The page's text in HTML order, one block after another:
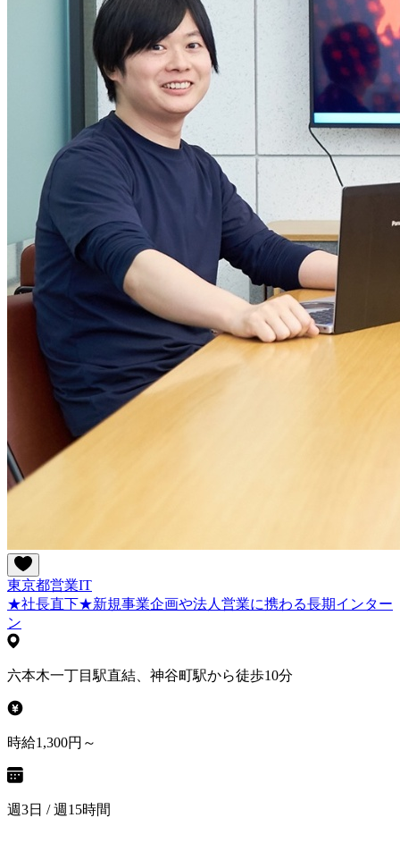
東京都営業IT
★社長直下★新規事業企画や法人営業に携わる長期インター
ン
六本木一丁目駅直結、神谷町駅から徒歩10分
時給1,300円～
週3日 / 週15時間